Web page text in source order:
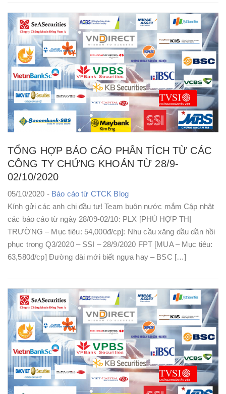
TỔNG HỢP BÁO CÁO PHÂN TÍCH TỪ CÁC
CÔNG TY CHỨNG KHOÁN TỪ 28/9-
02/10/2020
05/10/2020 - Báo cáo từ CTCK Blog
Kính gửi các anh chị đầu tư! Team buôn nước mắm Cập nhật
các báo cáo từ ngày 28/09-02/10: PLX [PHÙ HỢP THỊ
TRƯỜNG – Mục tiêu: 54,000đ/cp]: Nhu cầu xăng dầu dần hồi
phục trong Q3/2020 – SSI – 28/9/2020 FPT [MUA – Mục tiêu:
63,580đ/cp] Đường dài mới biết ngựa hay – BSC […]